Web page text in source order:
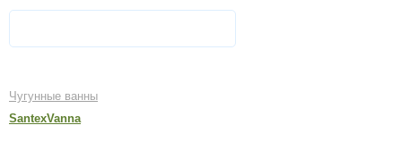
Чугунные ванны
SantexVanna